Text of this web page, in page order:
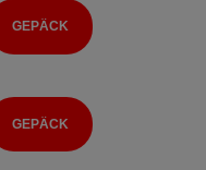
GEPÄCK
GEPÄCK